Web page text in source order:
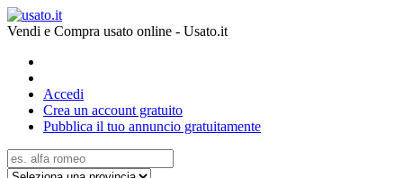
Vendi e Compra usato online - Usato.it
Accedi
Crea un account gratuito
Pubblica il tuo annuncio gratuitamente